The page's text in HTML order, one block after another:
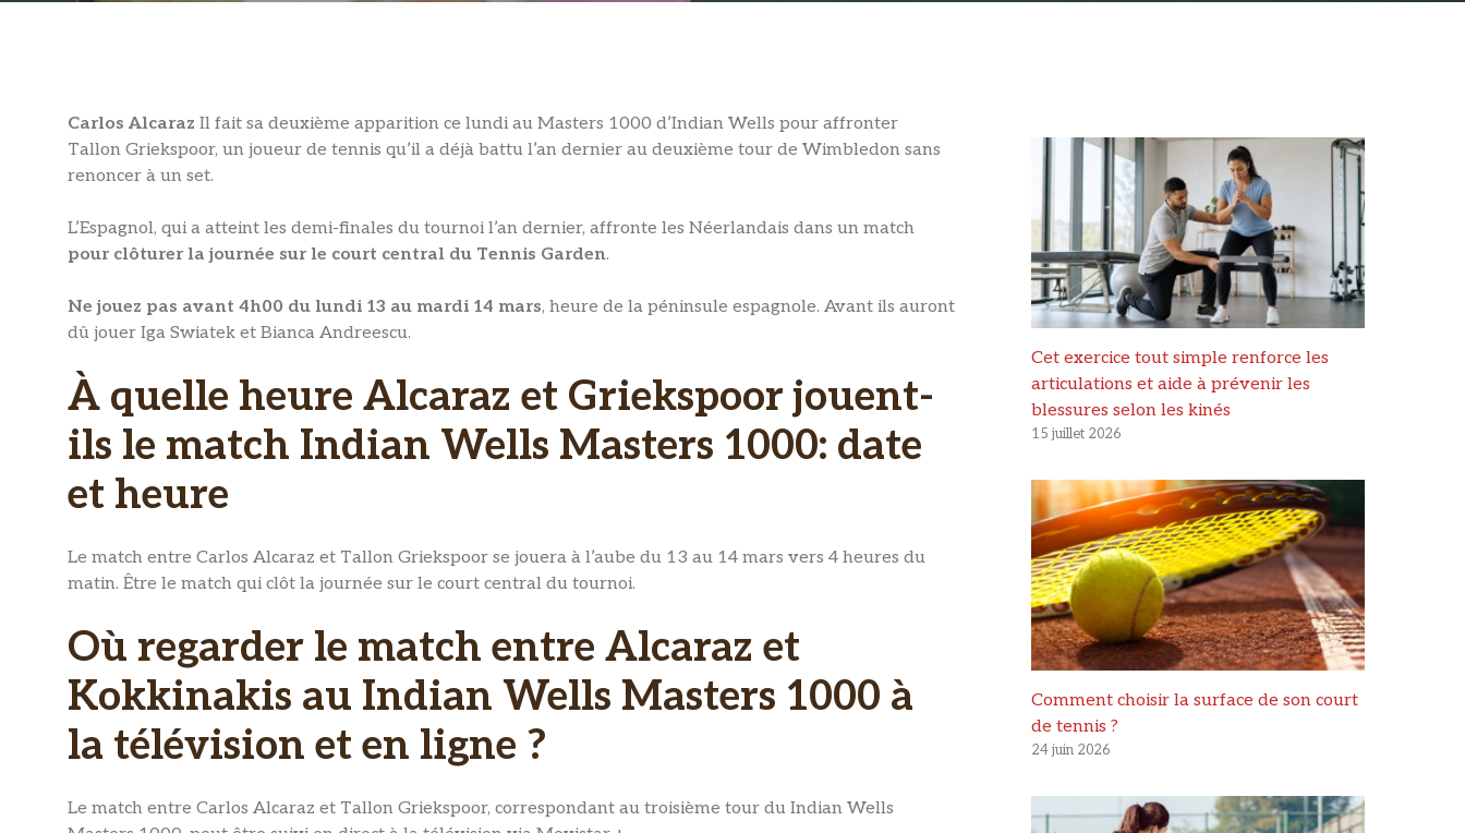
Carlos Alcaraz Il fait sa deuxième apparition ce lundi au Masters 1000 d’Indian Wells pour affronter
Tallon Griekspoor, un joueur de tennis qu’il a déjà battu l’an dernier au deuxième tour de Wimbledon sans
renoncer à un set.
L’Espagnol, qui a atteint les demi-finales du tournoi l’an dernier, affronte les Néerlandais dans un match
pour clôturer la journée sur le court central du Tennis Garden.
Ne jouez pas avant 4h00 du lundi 13 au mardi 14 mars, heure de la péninsule espagnole. Avant ils auront
dû jouer Iga Swiatek et Bianca Andreescu.
À quelle heure Alcaraz et Griekspoor jouent-
ils le match Indian Wells Masters 1000: date
et heure
Le match entre Carlos Alcaraz et Tallon Griekspoor se jouera à l’aube du 13 au 14 mars vers 4 heures du
matin. Être le match qui clôt la journée sur le court central du tournoi.
Où regarder le match entre Alcaraz et
Kokkinakis au Indian Wells Masters 1000 à
la télévision et en ligne ?
Le match entre Carlos Alcaraz et Tallon Griekspoor, correspondant au troisième tour du Indian Wells
Cet exercice tout simple renforce les
articulations et aide à prévenir les
blessures selon les kinés
15 juillet 2026
Comment choisir la surface de son court
de tennis ?
24 juin 2026